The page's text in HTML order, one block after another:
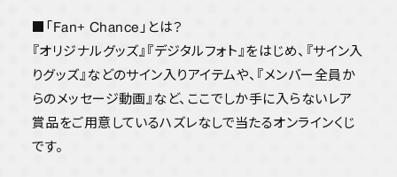
DPC PHOTOLOG
MOVIE
YORIのBlue moon radio
Happy Monday
STREAM
■「Fan+ Chance」とは？
『オリジナルグッズ』『デジタルフォト』をはじめ、『サイン入
りグッズ』などのサイン入りアイテムや、『メンバー全員か
らのメッセージ動画』など、ここでしか手に入らないレア
賞品をご用意しているハズレなしで当たるオンラインくじ
です。